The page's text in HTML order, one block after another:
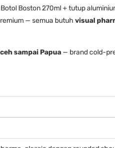
Botol Boston 270ml + tutup
— semua butuh visual
sampai Papua — brand cold-